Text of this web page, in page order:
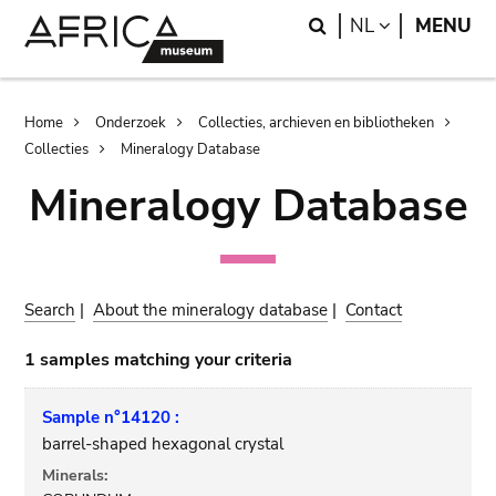
Search
NL LANGUAGE
MENU
Breadcrumb
Home Onderzoek
Collecties, archieven en bibliotheken
Collecties
Mineralogy Database
Mineralogy Database
Search |About the mineralogy database | Contact
1 samples matching your criteria
Sample n°14120 :
barrel-shaped hexagonal crystal
Minerals: